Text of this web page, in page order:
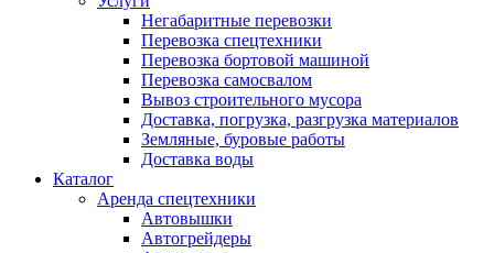
Негабаритные перевозки
Перевозка спецтехники
Перевозка бортовой машиной
Перевозка самосвалом
Вывоз строительного мусора
Доставка, погрузка, разгрузка материалов
Земляные, буровые работы
Доставка воды
Каталог
Аренда спецтехники
Автовышки
Автогрейдеры